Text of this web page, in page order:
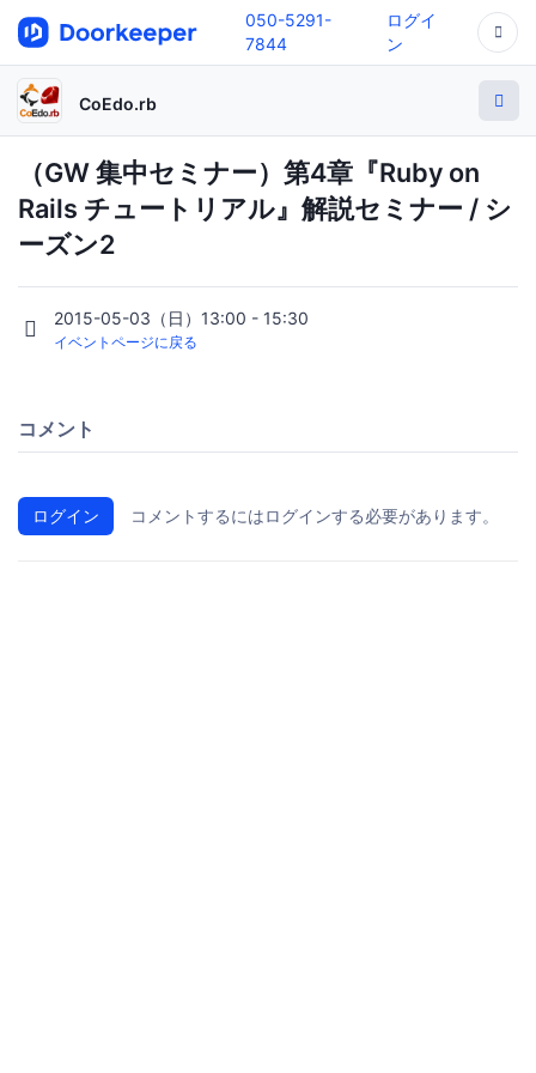
050-5291-
7844
ログイ
ン
CoEdo.rb
（GW 集中セミナー）第4章『Ruby on
Rails チュートリアル』解説セミナー / シ
ーズン2
2015-05-03（日）13:00 - 15:30
イベントページに戻る
コメント
ログイン コメントするにはログインする必要があります。